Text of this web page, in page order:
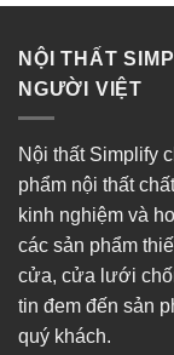
NỘI THẤT
NGƯỜI VIỆT
Nội thất Simplify
phẩm nội thất
kinh nghiệm và
các sản phẩm
cửa, cửa lưới
tin đem đến sản
quý khách.